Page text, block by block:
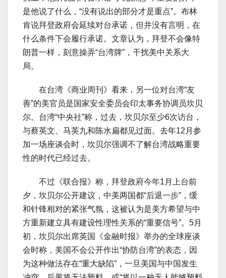
是他说了什么，“没有说出的部分才是重点”。布林
肯说拜登政府会延续对台承诺，但并没有言明，在
什么条件下会履行承诺。文章认为，拜登不会像特
朗普一样，刻意操弄“台湾牌”，干扰美中关系大
局。
在台湾《商业周刊》看来，另一位对台湾“友
善”的美官员是国家安全委员会印太事务协调员坎贝
尔。台湾“中央社”称，过去，坎贝尔至少6次访台，
与蔡英文、马英九和陈水扁都见过面。去年12月参
加一场座谈会时，坎贝尔强调不了解台湾战略重要
性的时代已经过去。
不过《联合报》称，拜登政府今年1月上台前
夕，坎贝尔公开建议，中美两国都“后退一步”，缓
和针锋相对的紧张气氛，这被认为是美方希望与中
方重新建立具有建设性理性关系的“重要信号”。5月
初，坎贝尔出席英国《金融时报》举办的全球座谈
会时称，美国不会公开作出“协防台湾”的表态，因
为这种做法存在“重大缺陷”，一旦美国与中国发生